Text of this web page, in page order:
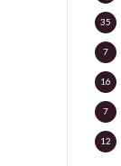
35
7
16
7
12